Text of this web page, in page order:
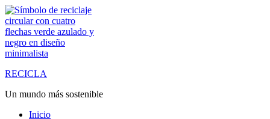
Saltar
al
contenido
RECICLA
Un mundo más sostenible
Inicio